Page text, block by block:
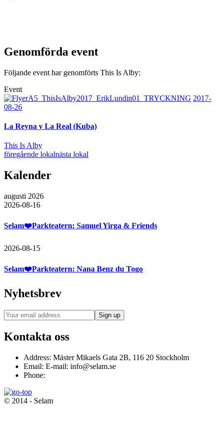
Genomförda event
Följande event har genomförts This Is Alby:
Event
2017-
08-26
La Reyna y La Real (Kuba)
This Is Alby
föregående lokalnästa lokal
Kalender
augusti 2026
2026-08-16
Selam❤️Parkteatern: Samuel Yirga & Friends
2026-08-15
Selam❤️Parkteatern: Nana Benz du Togo
Nyhetsbrev
Kontakta oss
Address: Mäster Mikaels Gata 2B, 116 20 Stockholm
Email: E-mail: info@selam.se
Phone:
© 2014 - Selam